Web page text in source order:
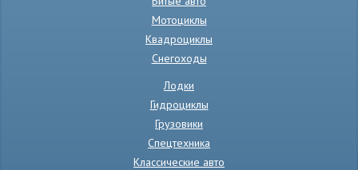
Мотоциклы
Квадроциклы
Снегоходы
Лодки
Гидроциклы
Грузовики
Спецтехника
Классические авто